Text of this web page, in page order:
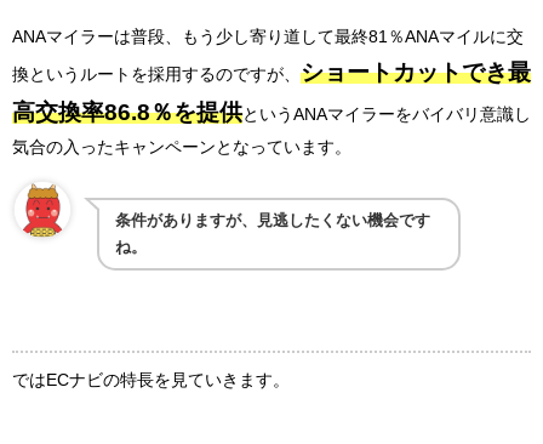
ANAマイラーは普段、もう少し寄り道して最終81％ANAマイルに交
換というルートを採用するのですが、 ショートカットでき最
高交換率86.8％を提供というANAマイラーをバイバリ意識し
気合の入ったキャンペーンとなっています。
条件がありますが、見逃したくない機会です
ね。
ではECナビの特長を見ていきます。